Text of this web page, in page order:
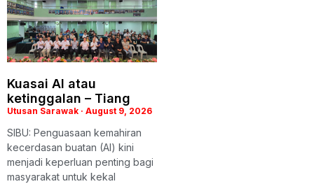
Kuasai AI atau
ketinggalan – Tiang
Utusan Sarawak August 9, 2026
SIBU: Penguasaan kemahiran
kecerdasan buatan (AI) kini
menjadi keperluan penting bagi
masyarakat untuk kekal